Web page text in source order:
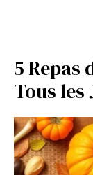
5 Repas
Tous les